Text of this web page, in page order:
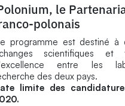
le
polonais
programme est destiné à
scientifiques et
entre les
des deux pays.
limite des